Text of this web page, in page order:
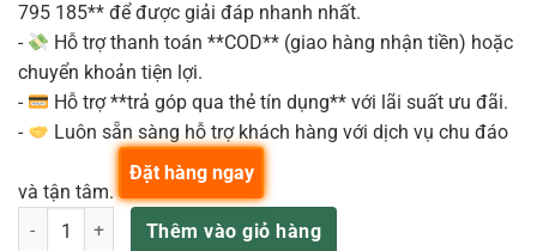
795 185** để được giải đáp nhanh nhất.
-
Hỗ trợ thanh toán **COD** (giao hàng nhận tiền) hoặc
chuyển khoản tiện lợi.
-
Hỗ trợ **trả góp qua thẻ tín dụng** với lãi suất ưu đãi.
-
Luôn sẵn sàng hỗ trợ khách hàng với dịch vụ chu đáo
và tận tâm.
Micro Audix FP5 số lượngThêm vào giỏ hàng
Đặt hàng ngay